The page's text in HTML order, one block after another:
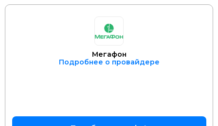
Мегафон
Подробнее о провайдере